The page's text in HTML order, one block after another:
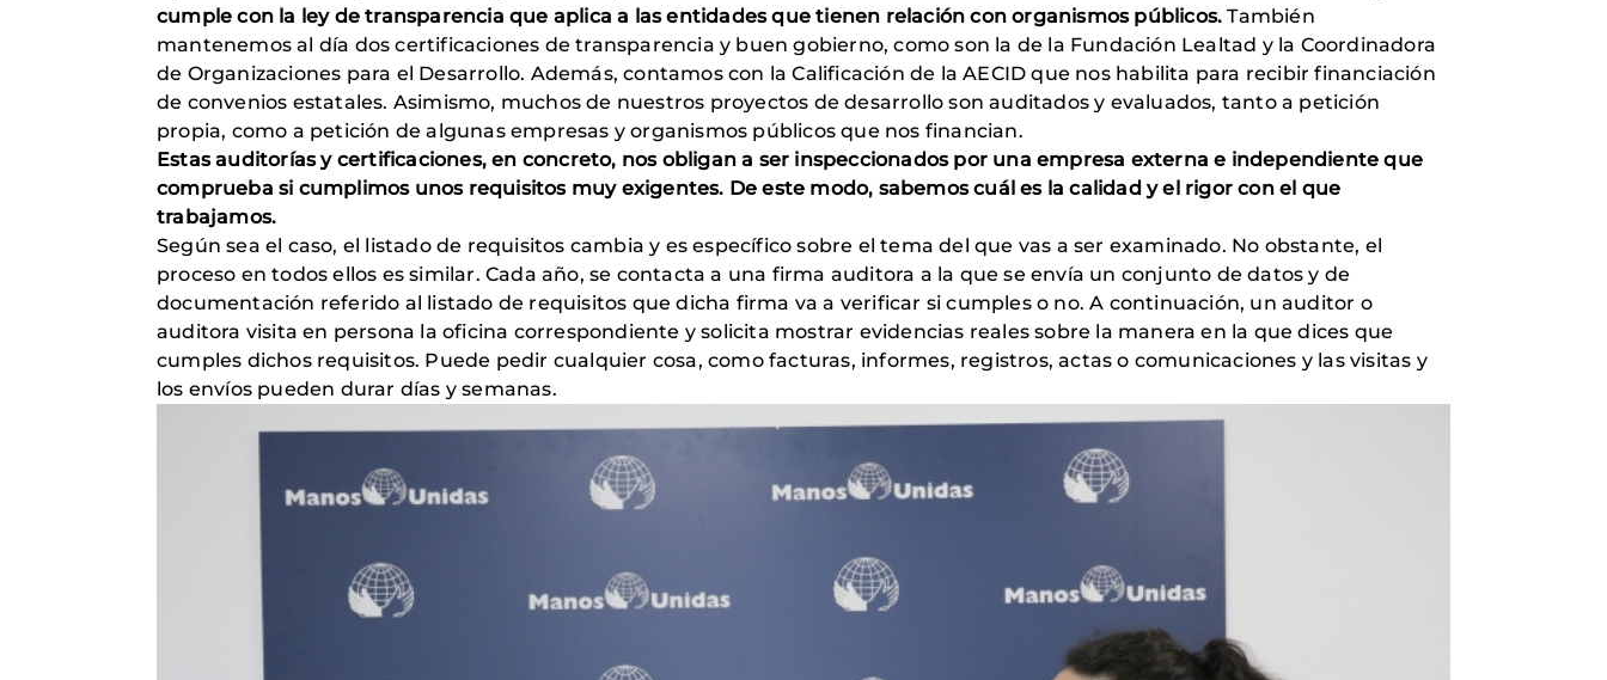
cumple con la ley de transparencia que aplica a las entidades que tienen relación con organismos públicos. También
mantenemos al día dos certificaciones de transparencia y buen gobierno, como son la de la Fundación Lealtad y la Coordinadora
de Organizaciones para el Desarrollo. Además, contamos con la Calificación de la AECID que nos habilita para recibir financiación
de convenios estatales. Asimismo, muchos de nuestros proyectos de desarrollo son auditados y evaluados, tanto a petición
propia, como a petición de algunas empresas y organismos públicos que nos financian.
Estas auditorías y certificaciones, en concreto, nos obligan a ser inspeccionados por una empresa externa e independiente que
comprueba si cumplimos unos requisitos muy exigentes. De este modo, sabemos cuál es la calidad y el rigor con el que
trabajamos.
Según sea el caso, el listado de requisitos cambia y es específico sobre el tema del que vas a ser examinado. No obstante, el
proceso en todos ellos es similar. Cada año, se contacta a una firma auditora a la que se envía un conjunto de datos y de
documentación referido al listado de requisitos que dicha firma va a verificar si cumples o no. A continuación, un auditor o
auditora visita en persona la oficina correspondiente y solicita mostrar evidencias reales sobre la manera en la que dices que
cumples dichos requisitos. Puede pedir cualquier cosa, como facturas, informes, registros, actas o comunicaciones y las visitas y
los envíos pueden durar días y semanas.